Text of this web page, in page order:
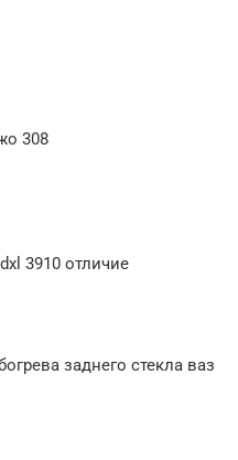
308
3910 отличие
заднего стекла ваз